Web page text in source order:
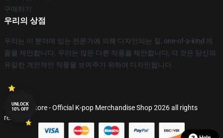
구매하기
우리의 상점
우리는 이 분야에 있는 전문가에 의해 디자인되는 질, one-of-a-kind 제
품을 제안합니다. 우리는 많은 다른 작풍을 제안합니다; 각 것은 당신의
유일한 개인적인 작풍을 보여주기 위하여 디자인됩니다.
© K-pop Store - Official K-pop Merchandise Shop 2026 all rights
reserved
UNLOCK
10% OFF